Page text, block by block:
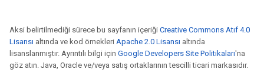
Aksi belirtilmediği sürece bu sayfanın içeriği Creative Commons Atıf 4.0
Lisansı altında ve kod örnekleri Apache 2.0 Lisansı altında
lisanslanmıştır. Ayrıntılı bilgi için Google Developers Site Politikaları'na
göz atın. Java, Oracle ve/veya satış ortaklarının tescilli ticari markasıdır.